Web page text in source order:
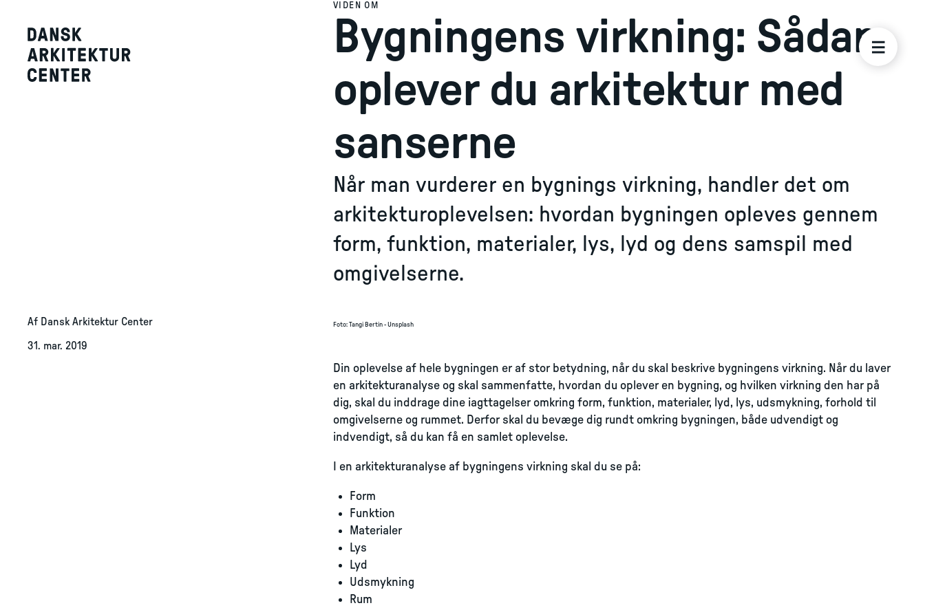
VIDEN OM
Bygningens virkning: Sådan
oplever du arkitektur med
sanserne
Når man vurderer en bygnings virkning, handler det om
arkitekturoplevelsen: hvordan bygningen opleves gennem
form, funktion, materialer, lys, lyd og dens samspil med
omgivelserne.
Af Dansk Arkitektur Center
31. mar. 2019
Foto: Tangi Bertin - Unsplash
Din oplevelse af hele bygningen er af stor betydning, når du skal beskrive bygningens virkning. Når du laver
en arkitekturanalyse og skal sammenfatte, hvordan du oplever en bygning, og hvilken virkning den har på
dig, skal du inddrage dine iagttagelser omkring form, funktion, materialer, lyd, lys, udsmykning, forhold til
omgivelserne og rummet. Derfor skal du bevæge dig rundt omkring bygningen, både udvendigt og
indvendigt, så du kan få en samlet oplevelse.
I en arkitekturanalyse af bygningens virkning skal du se på:
Form
Funktion
Materialer
Lys
Lyd
Udsmykning
Rum